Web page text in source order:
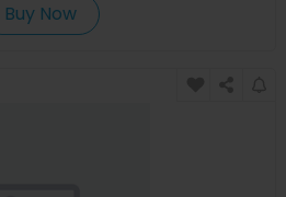
Buy Now